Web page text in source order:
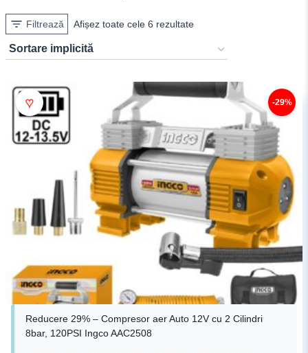
Filtrează Afișez toate cele 6 rezultate
♥ -29%
Reducere 29% – Compresor aer Auto 12V cu 2 Cilindri
8bar, 120PSI Ingco AAC2508